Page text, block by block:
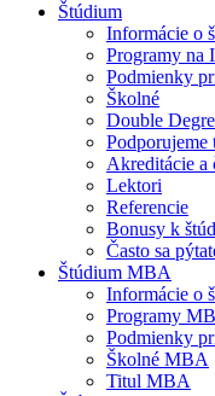
Štúdium
Informácie o
Programy na
Podmienky
Školné
Double
Akreditácie a
Lektori
Referencie
Bonusy k
Často sa
Štúdium MBA
Informácie o
Programy
Podmienky
Školné MBA
Titul MBA